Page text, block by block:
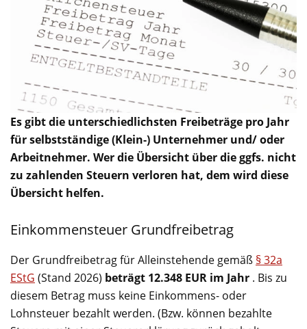
Es gibt die unterschiedlichsten Freibeträge pro Jahr
für selbstständige (Klein-) Unternehmer und/ oder
Arbeitnehmer. Wer die Übersicht über die ggfs. nicht
zu zahlenden Steuern verloren hat, dem wird diese
Übersicht helfen.
Einkommensteuer Grundfreibetrag
Der Grundfreibetrag für Alleinstehende gemäß § 32a
EStG (Stand 2026) beträgt 12.348 EUR im Jahr . Bis zu
diesem Betrag muss keine Einkommens- oder
Lohnsteuer bezahlt werden. (Bzw. können bezahlte